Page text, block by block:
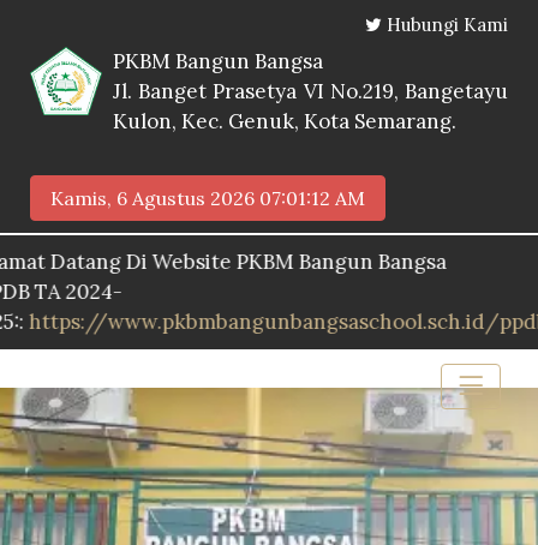
Hubungi Kami
PKBM Bangun Bangsa
Jl. Banget Prasetya VI No.219, Bangetayu
Kulon, Kec. Genuk, Kota Semarang.
Kamis, 6 Agustus 2026 07:01:13 AM
Di Website PKBM Bangun Bangsa
www.pkbmbangunbangsaschool.sch.id/ppdb